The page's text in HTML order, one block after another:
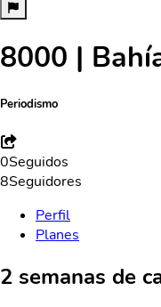
8000 |
Periodismo
0Seguidos
8Seguidores
Perfil
Planes
2 semanas de